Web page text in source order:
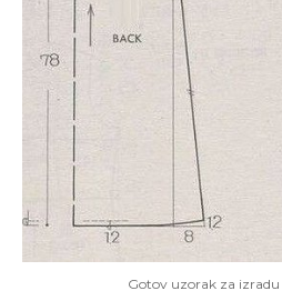
Gotov uzorak za izradu